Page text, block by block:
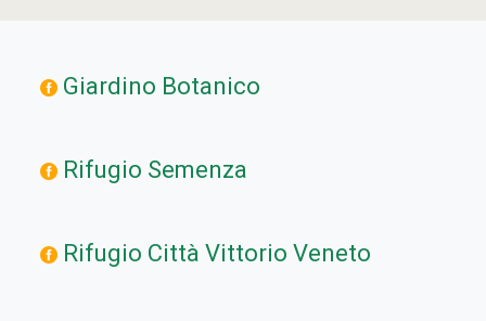
Giardino Botanico
Rifugio Semenza
Rifugio Città Vittorio Veneto